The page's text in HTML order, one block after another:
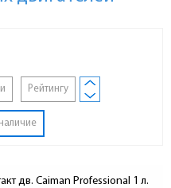
Рейтингу
дв. Caiman Professional 1 л.